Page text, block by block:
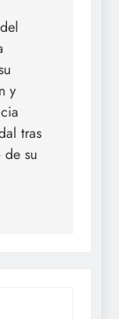
y
tras
de su